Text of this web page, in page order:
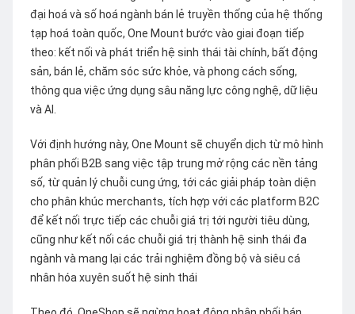
đại hoá và số hoá ngành bán lẻ truyền thống của hệ thống
tạp hoá toàn quốc, One Mount bước vào giai đoạn tiếp
theo: kết nối và phát triển hệ sinh thái tài chính, bất động
sản, bán lẻ, chăm sóc sức khỏe, và phong cách sống,
thông qua việc ứng dụng sâu năng lực công nghệ, dữ liệu
và AI.
Với định hướng này, One Mount sẽ chuyển dịch từ mô hình
phân phối B2B sang việc tập trung mở rộng các nền tảng
số, từ quản lý chuỗi cung ứng, tới các giải pháp toàn diện
cho phân khúc merchants, tích hợp với các platform B2C
để kết nối trực tiếp các chuỗi giá trị tới người tiêu dùng,
cũng như kết nối các chuỗi giá trị thành hệ sinh thái đa
ngành và mang lại các trải nghiệm đồng bộ và siêu cá
nhân hóa xuyên suốt hệ sinh thái